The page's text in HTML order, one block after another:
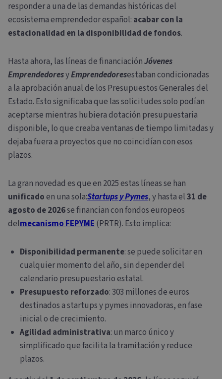
responder a una de las demandas históricas del
ecosistema emprendedor español: acabar con la
estacionalidad en la disponibilidad de fondos.
Hasta ahora, las líneas de financiaciónJóvenes
EmprendedoresyEmprendedoresestaban condicionadas
a la aprobación anual de los Presupuestos Generales del
Estado. Esto significaba que las solicitudes solo podían
aceptarse mientras hubiera dotación presupuestaria
disponible, lo que creaba ventanas de tiempo limitadas y
dejaba fuera a proyectos que no coincidían con esos
plazos.
La gran novedad es que en 2025 estas líneas se han
unificadoen una sola:Startups y Pymes, y hasta el31 de
agosto de 2026se financian con fondos europeos
delmecanismo FEPYME(PRTR). Esto implica:
Disponibilidad permanente: se puede solicitar en
cualquier momento del año, sin depender del
calendario presupuestario estatal.
Presupuesto reforzado: 303 millones de euros
destinados a startups y pymes innovadoras, en fase
inicial o de crecimiento.
Agilidad administrativa: un marco único y
simplificado que facilita la tramitación y reduce
plazos.